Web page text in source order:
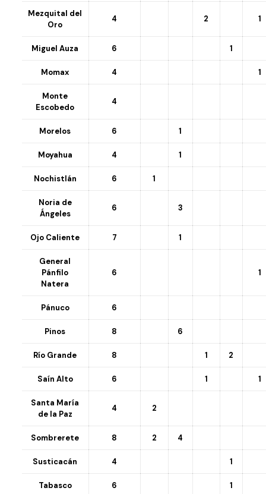
Mezquital del
Oro
4 2 1
Miguel Auza 6 1
Momax 4 1
Monte
Escobedo
4
Morelos 6 1
Moyahua 4 1
Nochistlán 6 1
Noria de
Ángeles
6 3
Ojo Caliente 7 1
General
Pánfilo
Natera
6 1
Pánuco 6
Pinos 8 6
Río Grande 8 1 2
Saín Alto 6 1 1
Santa María
de la Paz
4 2
Sombrerete 8 2 4
Susticacán 4 1
Tabasco 6 1